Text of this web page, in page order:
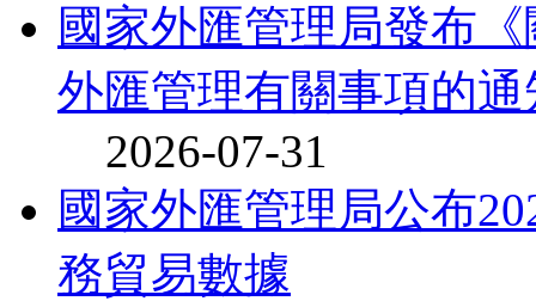
國家外匯管理局發布
外匯管理有關事項的通
2026-07-31
國家外匯管理局公布
務貿易數據